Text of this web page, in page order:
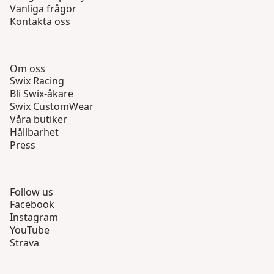
Vanliga frågor
Kontakta oss
Om oss
Swix Racing
Bli Swix-åkare
Swix CustomWear
Våra butiker
Hållbarhet
Press
Follow us
Facebook
Instagram
YouTube
Strava